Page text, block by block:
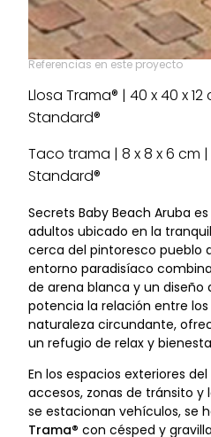
Referencias en este proyecto
Llosa Trama® | 40 x 40 x
Standard®
Taco trama | 8 x 8 x 6 cm
Standard®
Secrets Baby Beach Aruba
adultos ubicado en la
cerca del pintoresco pueblo
entorno paradisíaco
de arena blanca y un
potencia la relación entre
naturaleza circundante,
un refugio de relax y
En los espacios exteriores
accesos, zonas de tránsito
se estacionan vehículos, se
Trama® con césped y